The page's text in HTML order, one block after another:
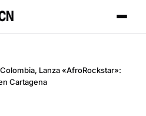
Lanza «AfroRockstar»:
Cartagena